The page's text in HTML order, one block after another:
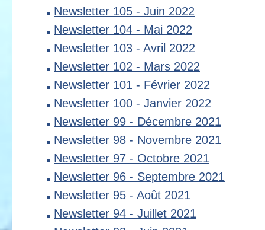
Newsletter 105 - Juin 2022
Newsletter 104 - Mai 2022
Newsletter 103 - Avril 2022
Newsletter 102 - Mars 2022
Newsletter 101 - Février 2022
Newsletter 100 - Janvier 2022
Newsletter 99 - Décembre 2021
Newsletter 98 - Novembre 2021
Newsletter 97 - Octobre 2021
Newsletter 96 - Septembre 2021
Newsletter 95 - Août 2021
Newsletter 94 - Juillet 2021